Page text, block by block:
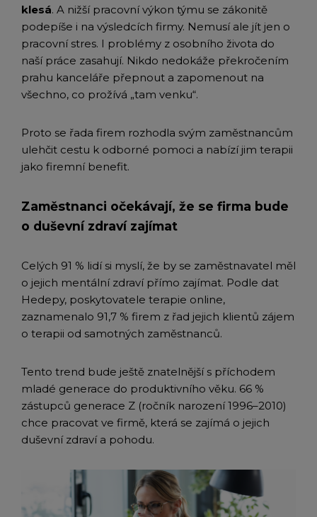
klesá. A nižší pracovní výkon týmu se zákonitě
podepíše i na výsledcích firmy. Nemusí ale jít jen o
pracovní stres. I problémy z osobního života do
naší práce zasahují. Nikdo nedokáže překročením
prahu kanceláře přepnout a zapomenout na
všechno, co prožívá „tam venku“.
Proto se řada firem rozhodla svým zaměstnancům
ulehčit cestu k odborné pomoci a nabízí jim terapii
jako firemní benefit.
Zaměstnanci očekávají, že se firma bude
o duševní zdraví zajímat
Celých 91 % lidí si myslí, že by se zaměstnavatel měl
o jejich mentální zdraví přímo zajímat. Podle dat
Hedepy, poskytovatele terapie online,
zaznamenalo 91,7 % firem z řad jejich klientů zájem
o terapii od samotných zaměstnanců.
Tento trend bude ještě znatelnější s příchodem
mladé generace do produktivního věku. 66 %
zástupců generace Z (ročník narození 1996–2010)
chce pracovat ve firmě, která se zajímá o jejich
duševní zdraví a pohodu.